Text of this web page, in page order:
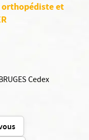
orthopédiste et
Cedex